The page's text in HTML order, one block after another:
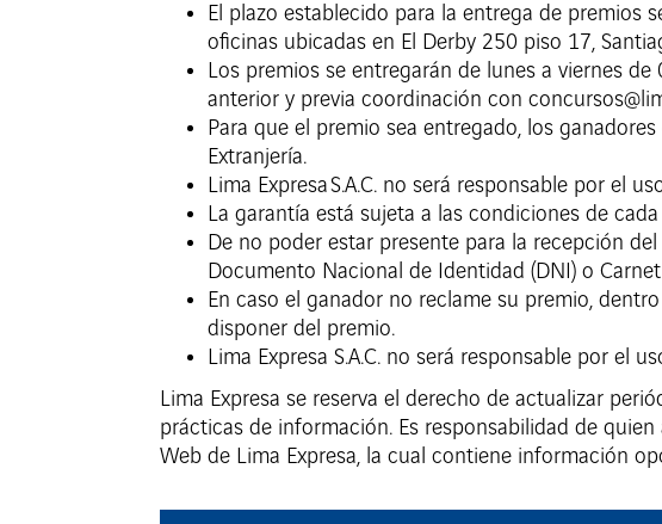
El plazo establecido para la entrega de
oficinas ubicadas en El Derby 250 piso 17,
Los premios se entregarán de lunes a viernes
anterior y previa coordinación con
Para que el premio sea entregado, los
Extranjería.
Lima Expresa S.A.C. no será responsable por el
La garantía está sujeta a las condiciones de
De no poder estar presente para la recepción
Documento Nacional de Identidad (DNI) o
En caso el ganador no reclame su premio,
disponer del premio.
Lima Expresa S.A.C. no será responsable por el
Lima Expresa se reserva el derecho de actualizar
prácticas de información. Es responsabilidad de
Web de Lima Expresa, la cual contiene información